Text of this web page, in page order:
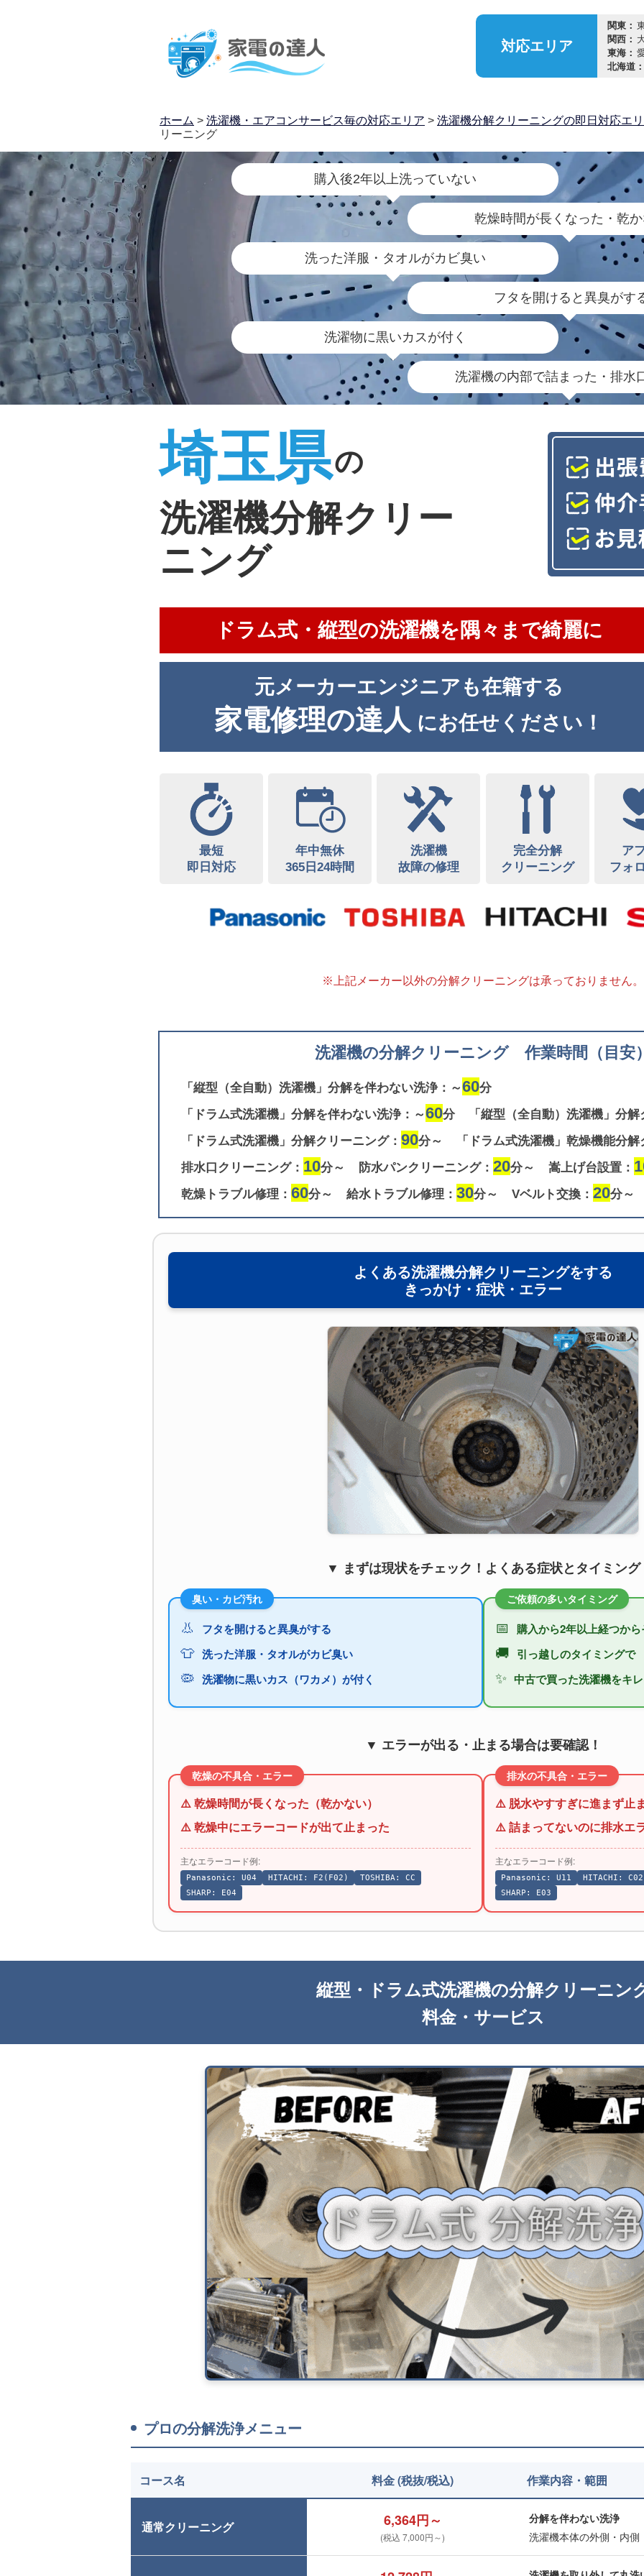
対応エリア
関東：
関西：
東海：
北海道：
ホーム > 洗濯機・エアコンサービス毎の対応エリア > 洗濯機分解クリーニングの即日対応エ
リーニング
購入後2年以上洗っていない
乾燥時間が長くなった・乾
洗った洋服・タオルがカビ臭い
フタを開けると異臭がす
洗濯物に黒いカスが付く
洗濯機の内部で詰まった・排水
埼玉県の
洗濯機分解クリー
ニング
ドラム式・縦型の洗濯機を隅々まで綺麗に
元メーカーエンジニアも在籍する
家電修理の達人 にお任せください！
最短
即日対応
年中無休
365日24時間
洗濯機
故障の修理
完全分解
クリーニング
ア
フォ
※上記メーカー以外の分解クリーニングは承っておりません。
洗濯機の分解クリーニング 作業時間（目安
「縦型（全自動）洗濯機」分解を伴わない洗浄：～60分
「ドラム式洗濯機」分解を伴わない洗浄：～60分
「縦型（全自動）洗濯機」分
「ドラム式洗濯機」分解クリーニング： 90分～
「ドラム式洗濯機」乾燥機能分
排水口クリーニング： 10分～ 防水パンクリーニング： 20分～ 嵩上げ台設置：
乾燥トラブル修理： 60分～ 給水トラブル修理： 30分～ Vベルト交換： 20分～
よくある洗濯機分解クリーニングをする
きっかけ・症状・エラー
▼ まずは現状をチェック！よくある症状とタイミング
臭い・カビ汚れ
👃 フタを開けると異臭がする
👕 洗った洋服・タオルがカビ臭い
🦠 洗濯物に黒いカス（ワカメ）が付く
ご依頼の多いタイミング
📅 購入から2年以上経つか
🚚 引っ越しのタイミングで
✨ 中古で買った洗濯機をキ
▼ エラーが出る・止まる場合は要確認！
乾燥の不具合・エラー
⚠️ 乾燥時間が長くなった（乾かない）
⚠️ 乾燥中にエラーコードが出て止まった
主なエラーコード例:
Panasonic: U04 HITACHI: F2(F02)
TOSHIBA: CC
SHARP: E04
排水の不具合・エラー
⚠️ 脱水やすすぎに進まず止
⚠️ 詰まってないのに排水エ
主なエラーコード例:
Panasonic: U11
HITACHI:
SHARP: E03
縦型・ドラム式洗濯機の分解クリーニン
料金・サービス
プロの分解洗浄メニュー
コース名 料金 (税抜/税込) 作業内容・範囲
通常クリーニング 6,364円～
(税込 7,000円～)
分解を伴わない洗浄
洗濯機本体の外側・内